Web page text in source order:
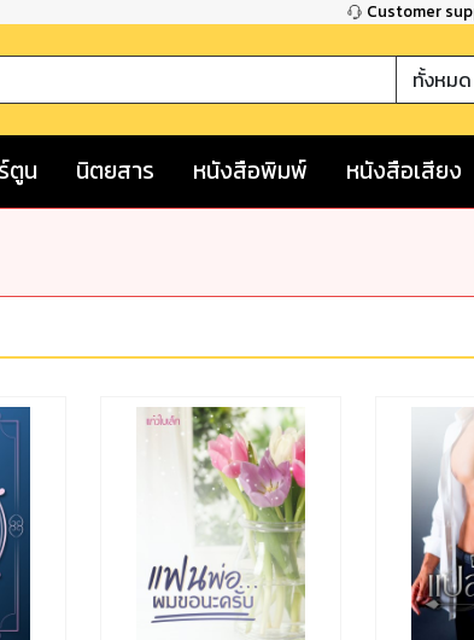
Customer
ทั้งหมด
ตูน นิตยสาร หนังสือพิมพ์ หนังสือเสียง